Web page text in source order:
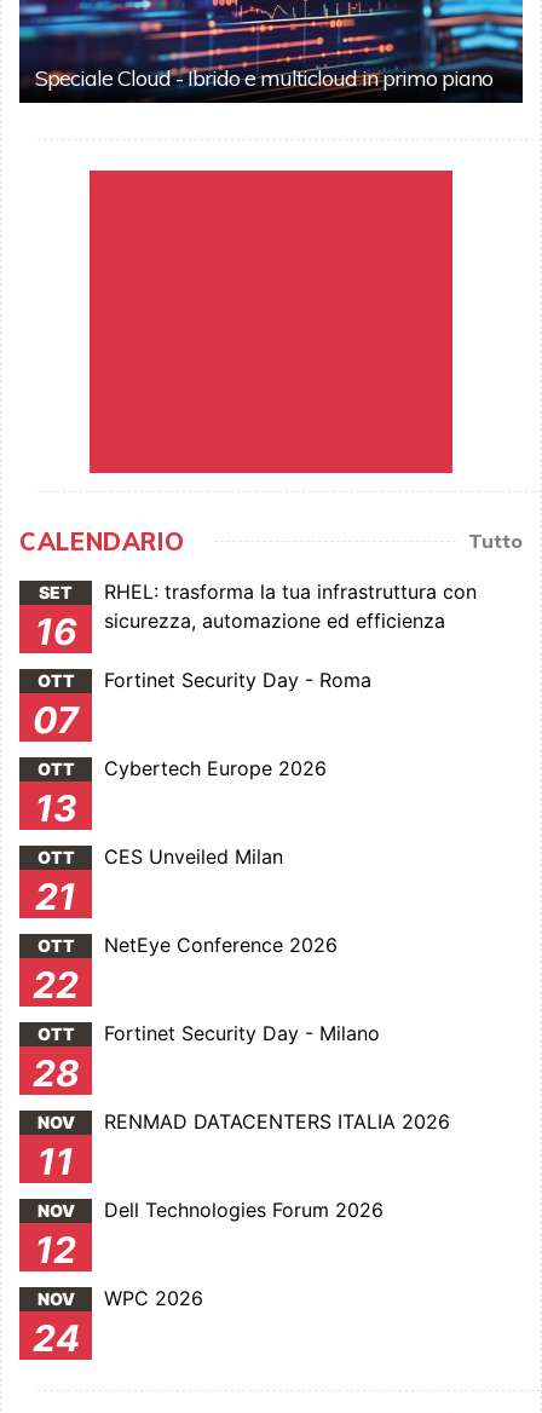
Speciale Cloud - Ibrido e multicloud in primo piano
CALENDARIO Tutto
SET
16
RHEL: trasforma la tua infrastruttura con
sicurezza, automazione ed efficienza
OTT
07
Fortinet Security Day - Roma
OTT
13
Cybertech Europe 2026
OTT
21
CES Unveiled Milan
OTT
22
NetEye Conference 2026
OTT
28
Fortinet Security Day - Milano
NOV
11
RENMAD DATACENTERS ITALIA 2026
NOV
12
Dell Technologies Forum 2026
NOV
24
WPC 2026